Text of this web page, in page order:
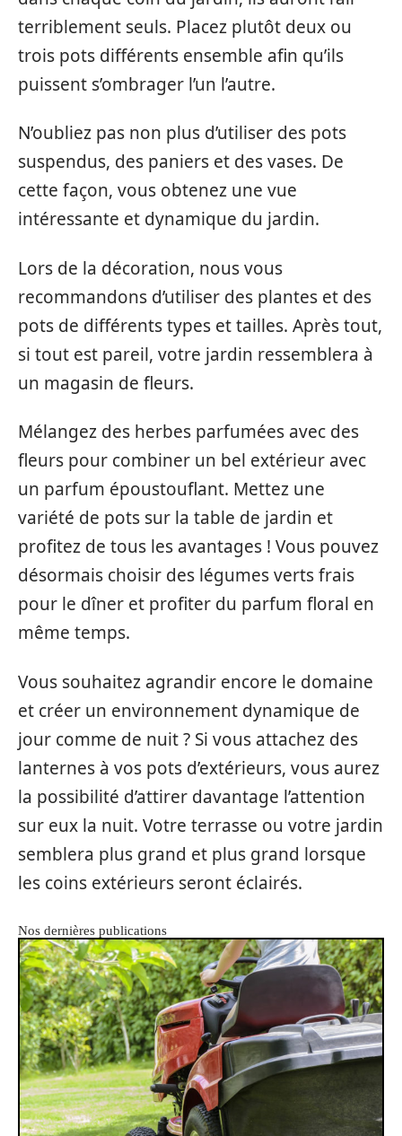
terriblement seuls. Placez plutôt deux ou
trois pots différents ensemble afin qu’ils
puissent s’ombrager l’un l’autre.
N’oubliez pas non plus d’utiliser des pots
suspendus, des paniers et des vases. De
cette façon, vous obtenez une vue
intéressante et dynamique du jardin.
Lors de la décoration, nous vous
recommandons d’utiliser des plantes et des
pots de différents types et tailles. Après tout,
si tout est pareil, votre jardin ressemblera à
un magasin de fleurs.
Mélangez des herbes parfumées avec des
fleurs pour combiner un bel extérieur avec
un parfum époustouflant. Mettez une
variété de pots sur la table de jardin et
profitez de tous les avantages ! Vous pouvez
désormais choisir des légumes verts frais
pour le dîner et profiter du parfum floral en
même temps.
Vous souhaitez agrandir encore le domaine
et créer un environnement dynamique de
jour comme de nuit ? Si vous attachez des
lanternes à vos pots d’extérieurs, vous aurez
la possibilité d’attirer davantage l’attention
sur eux la nuit. Votre terrasse ou votre jardin
semblera plus grand et plus grand lorsque
les coins extérieurs seront éclairés.
Nos dernières publications